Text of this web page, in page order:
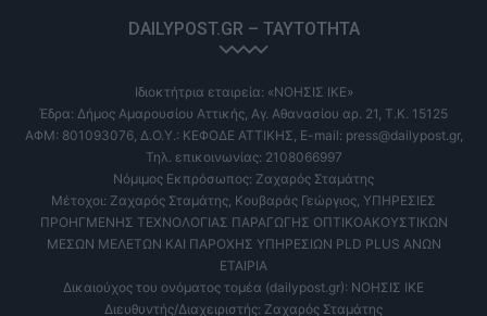
DAILYPOST.GR – ΤΑΥΤΌΤΗΤΑ
Ιδιοκτήτρια εταιρεία: «ΝΟΗΣΙΣ ΙΚΕ»
Έδρα: Δήμος Αμαρουσίου Αττικής, Αγ. Αθανασίου αρ. 21, Τ.Κ. 15125
ΑΦΜ: 801093076, Δ.Ο.Υ.: ΚΕΦΟΔΕ ΑΤΤΙΚΗΣ, E-mail: press@dailypost.gr,
Τηλ. επικοινωνίας: 2108066997
Νόμιμος Εκπρόσωπος: Ζαχαρός Σταμάτης
Μέτοχοι: Ζαχαρός Σταμάτης, Κουβαράς Γεώργιος, ΥΠΗΡΕΣΙΕΣ
ΠΡΟΗΓΜΕΝΗΣ ΤΕΧΝΟΛΟΓΙΑΣ ΠΑΡΑΓΩΓΗΣ ΟΠΤΙΚΟΑΚΟΥΣΤΙΚΩΝ
ΜΕΣΩΝ ΜΕΛΕΤΩΝ ΚΑΙ ΠΑΡΟΧΗΣ ΥΠΗΡΕΣΙΩΝ PLD PLUS ΑΝΩΝ
ΕΤΑΙΡΙΑ
Δικαιούχος του ονόματος τομέα (dailypost.gr): ΝΟΗΣΙΣ ΙΚΕ
Διευθυντής/Διαχειριστής: Ζαχαρός Σταμάτης